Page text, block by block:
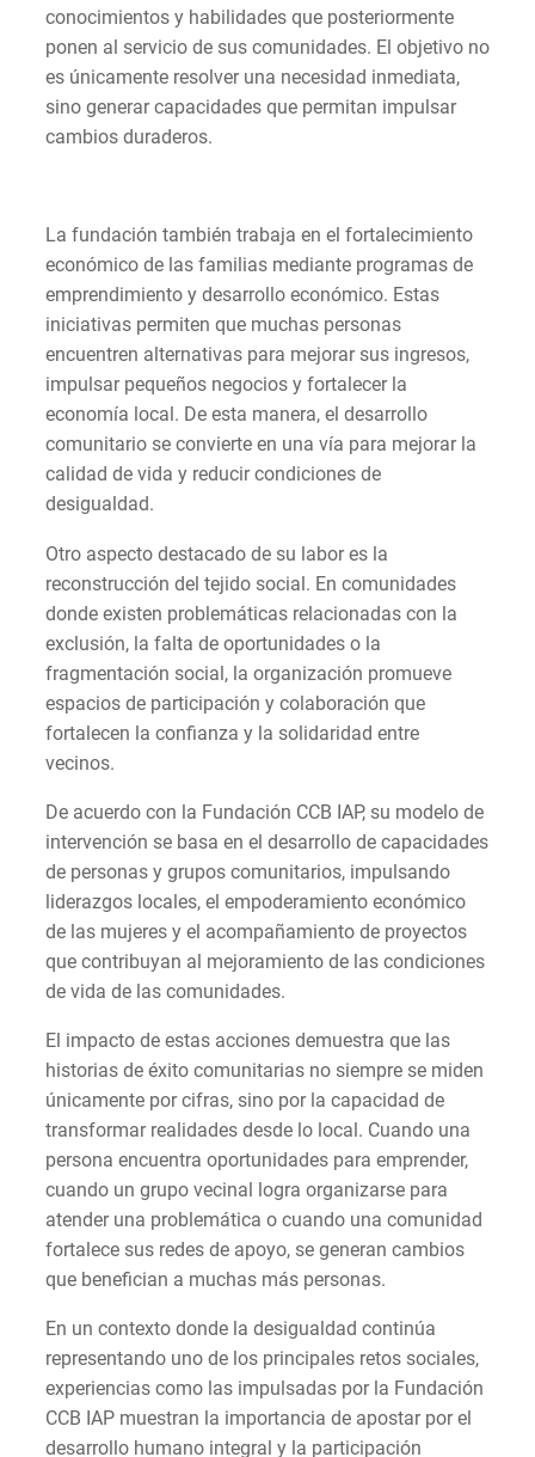
conocimientos y habilidades que posteriormente
ponen al servicio de sus comunidades. El objetivo no
es únicamente resolver una necesidad inmediata,
sino generar capacidades que permitan impulsar
cambios duraderos.
La fundación también trabaja en el fortalecimiento
económico de las familias mediante programas de
emprendimiento y desarrollo económico. Estas
iniciativas permiten que muchas personas
encuentren alternativas para mejorar sus ingresos,
impulsar pequeños negocios y fortalecer la
economía local. De esta manera, el desarrollo
comunitario se convierte en una vía para mejorar la
calidad de vida y reducir condiciones de
desigualdad.
Otro aspecto destacado de su labor es la
reconstrucción del tejido social. En comunidades
donde existen problemáticas relacionadas con la
exclusión, la falta de oportunidades o la
fragmentación social, la organización promueve
espacios de participación y colaboración que
fortalecen la confianza y la solidaridad entre
vecinos.
De acuerdo con la Fundación CCB IAP, su modelo de
intervención se basa en el desarrollo de capacidades
de personas y grupos comunitarios, impulsando
liderazgos locales, el empoderamiento económico
de las mujeres y el acompañamiento de proyectos
que contribuyan al mejoramiento de las condiciones
de vida de las comunidades.
El impacto de estas acciones demuestra que las
historias de éxito comunitarias no siempre se miden
únicamente por cifras, sino por la capacidad de
transformar realidades desde lo local. Cuando una
persona encuentra oportunidades para emprender,
cuando un grupo vecinal logra organizarse para
atender una problemática o cuando una comunidad
fortalece sus redes de apoyo, se generan cambios
que benefician a muchas más personas.
En un contexto donde la desigualdad continúa
representando uno de los principales retos sociales,
experiencias como las impulsadas por la Fundación
CCB IAP muestran la importancia de apostar por el
desarrollo humano integral y la participación